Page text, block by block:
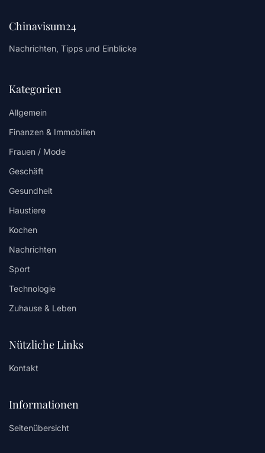
Chinavisum24
Nachrichten, Tipps und Einblicke
Kategorien
Allgemein
Finanzen & Immobilien
Frauen / Mode
Geschäft
Gesundheit
Haustiere
Kochen
Nachrichten
Sport
Technologie
Zuhause & Leben
Nützliche Links
Kontakt
Informationen
Seitenübersicht